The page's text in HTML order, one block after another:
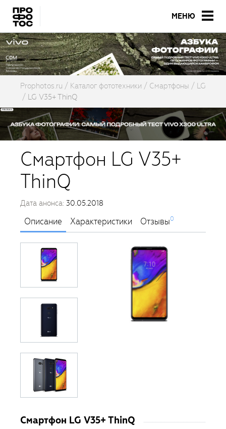
МЕНЮ
Prophotos.ru Каталог фототехники Смартфоны
LG
LG V35+ ThinQ
Смартфон LG V35+
ThinQ
Дата анонса: 30.05.2018
Описание Характеристики Отзывы0
Смартфон LG V35+ ThinQ